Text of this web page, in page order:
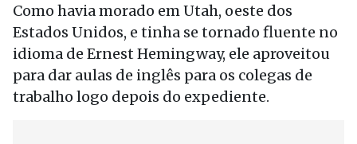
Como havia morado em Utah, oeste dos
Estados Unidos, e tinha se tornado fluente no
idioma de Ernest Hemingway, ele aproveitou
para dar aulas de inglês para os colegas de
trabalho logo depois do expediente.